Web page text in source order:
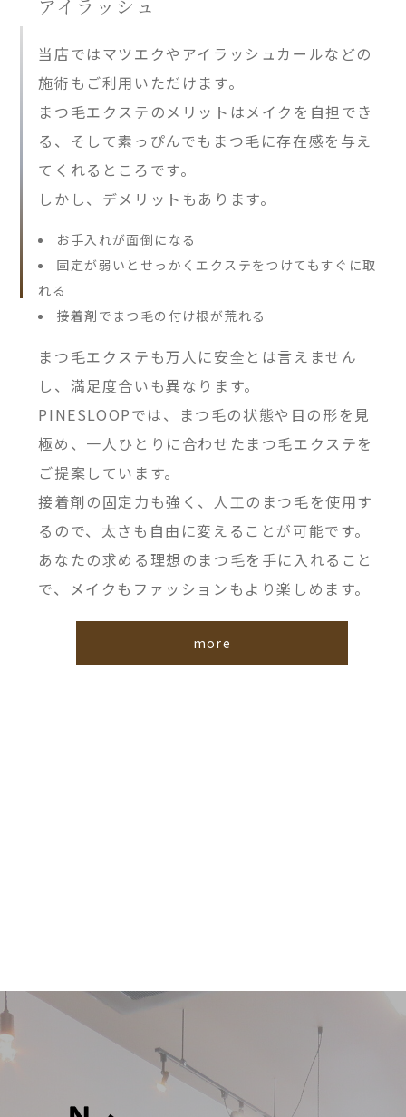
アイラッシュ
当店ではマツエクやアイラッシュカールなどの
施術もご利用いただけます。
まつ毛エクステのメリットはメイクを自担でき
る、そして素っぴんでもまつ毛に存在感を与え
てくれるところです。
しかし、デメリットもあります。
お手入れが面倒になる
固定が弱いとせっかくエクステをつけてもすぐに取
れる
接着剤でまつ毛の付け根が荒れる
まつ毛エクステも万人に安全とは言えません
し、満足度合いも異なります。
PINESLOOPでは、まつ毛の状態や目の形を見
極め、一人ひとりに合わせたまつ毛エクステを
ご提案しています。
接着剤の固定力も強く、人工のまつ毛を使用す
るので、太さも自由に変えることが可能です。
あなたの求める理想のまつ毛を手に入れること
で、メイクもファッションもより楽しめます。
more